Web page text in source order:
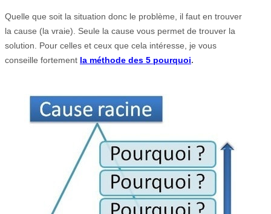
Quelle que soit la situation donc le problème, il faut en trouver
la cause (la vraie). Seule la cause vous permet de trouver la
solution. Pour celles et ceux que cela intéresse, je vous
conseille fortement la méthode des 5 pourquoi.